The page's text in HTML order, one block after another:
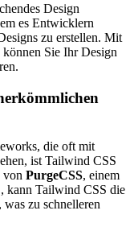
Design
es Entwicklern
zu erstellen. Mit
Sie Ihr Design
die oft mit
ist Tailwind CSS
von PurgeCSS, einem
kann Tailwind CSS die
was zu schnelleren